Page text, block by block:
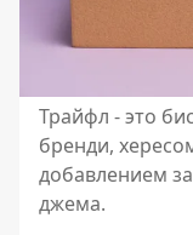
Трайфл - это
бренди,
добавлением
джема.